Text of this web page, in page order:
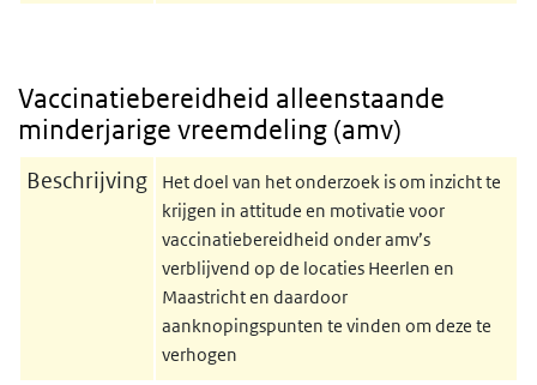
Vaccinatiebereidheid alleenstaande
minderjarige vreemdeling (amv)
Beschrijving
Het doel van het onderzoek is om inzicht te
krijgen in attitude en motivatie voor
vaccinatiebereidheid onder amv’s
verblijvend op de locaties Heerlen en
Maastricht en daardoor
aanknopingspunten te vinden om deze te
verhogen